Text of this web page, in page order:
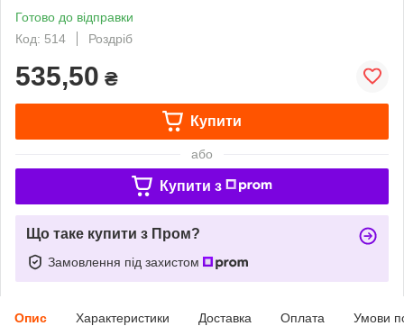
Готово до відправки
Код: 514
Роздріб
535,50 ₴
Купити
або
Купити з
Що таке купити з Пром?
Замовлення під захистом
Опис Характеристики Доставка Оплата Умови